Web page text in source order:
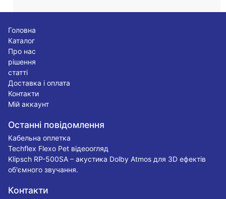
Головна
Каталог
Про нас
рішення
статті
Доставка і оплата
Контакти
Мій аккаунт
Останні повідомлення
Кабельна оплетка
Techflex Flexo Pet відеоогляд
Klipsch RP-500SA – акустика Dolby Atmos для 3D ефектів
об'ємного звучання.
Контакти